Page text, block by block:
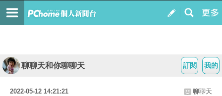
我的
訂閱
聊聊天和你聊聊天
2022-05-12 14:21:21 聊聊天